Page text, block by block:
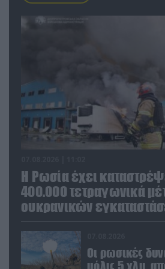
Η Ρωσία έχει
400.000 τετραγωνικά
ουκρανικών
Ιούλιο
Οι ρωσικές
μόλις 5 χλμ.